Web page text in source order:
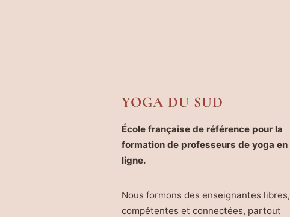
YOGA DU SUD
École française de référence pour la
formation de professeurs de yoga en
ligne.
Nous formons des enseignantes libres,
compétentes et connectées, partout